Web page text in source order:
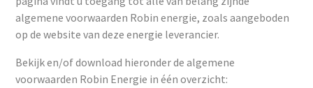
algemene voorwaarden Robin energie, zoals aangeboden
op de website van deze energie leverancier.
Bekijk en/of download hieronder de algemene
voorwaarden Robin Energie in één overzicht: